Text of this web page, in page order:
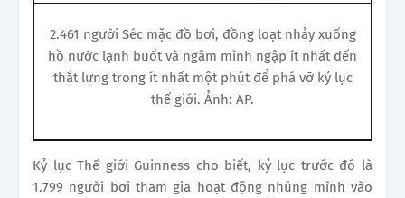
2.461 người Séc mặc đồ bơi, đồng loạt nhảy xuống
hồ nước lạnh buốt và ngâm mình ngập ít nhất đến
thắt lưng trong ít nhất một phút để phá vỡ kỷ lục
thế giới. Ảnh: AP.
Kỷ lục Thế giới Guinness cho biết, kỷ lục trước đó là
1.799 người bơi tham gia hoạt động nhúng mình vào